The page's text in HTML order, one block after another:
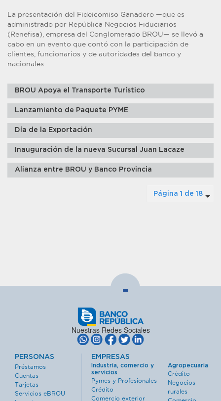
La presentación del Fideicomiso Ganadero —que es
administrado por República Negocios Fiduciarios
(Renefisa), empresa del Conglomerado BROU— se llevó a
cabo en un evento que contó con la participación de
clientes, funcionarios y de autoridades del banco y
nacionales.
BROU Apoya el Transporte Turístico
Lanzamiento de Paquete PYME
Día de la Exportación
Inauguración de la nueva Sucursal Juan Lacaze
Alianza entre BROU y Banco Provincia
Página 1 de 18
-
Nuestras Redes Sociales
PERSONAS
Préstamos
Cuentas
Tarjetas
Servicios eBROU
EMPRESAS
Industria, comercio y
servicios
Pymes y Profesionales
Crédito
Comercio exterior
Agropecuaria
Crédito
Negocios
rurales